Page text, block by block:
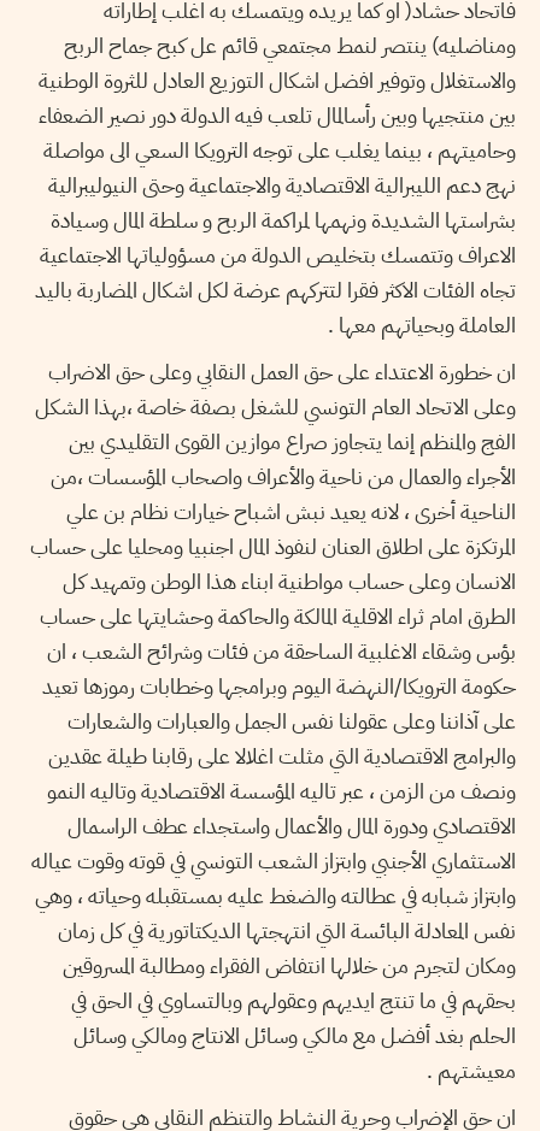
فاتحاد حشاد( او كما يريده ويتمسك به اغلب إطاراته
ومناضليه) ينتصر لنمط مجتمعي قائم عل كبح جماح الربح
والاستغلال وتوفير افضل اشكال التوزيع العادل للثروة الوطنية
بين منتجيها وبين رأسالمال تلعب فيه الدولة دور نصير الضعفاء
وحاميتهم ، بينما يغلب على توجه الترويكا السعي الى مواصلة
نهج دعم الليبرالية الاقتصادية والاجتماعية وحتى النيوليبرالية
بشراستها الشديدة ونهمها لمراكمة الربح و سلطة المال وسيادة
الاعراف وتتمسك بتخليص الدولة من مسؤولياتها الاجتماعية
تجاه الفئات الاكثر فقرا لتتركهم عرضة لكل اشكال المضاربة باليد
العاملة وبحياتهم معها .
ان خطورة الاعتداء على حق العمل النقابي وعلى حق الاضراب
وعلى الاتحاد العام التونسي للشغل بصفة خاصة ،بهذا الشكل
الفج والمنظم إنما يتجاوز صراع موازين القوى التقليدي بين
الأجراء والعمال من ناحية والأعراف واصحاب المؤسسات ،من
الناحية أخرى ، لانه يعيد نبش اشباح خيارات نظام بن علي
المرتكزة على اطلاق العنان لنفوذ المال اجنبيا ومحليا على حساب
الانسان وعلى حساب مواطنية ابناء هذا الوطن وتمهيد كل
الطرق امام ثراء الاقلية المالكة والحاكمة وحشايتها على حساب
بؤس وشقاء الاغلبية الساحقة من فئات وشرائح الشعب ، ان
حكومة الترويكا/النهضة اليوم وبرامجها وخطابات رموزها تعيد
على آذاننا وعلى عقولنا نفس الجمل والعبارات والشعارات
والبرامج الاقتصادية التي مثلت اغلالا على رقابنا طيلة عقدين
ونصف من الزمن ، عبر تاليه المؤسسة الاقتصادية وتاليه النمو
الاقتصادي ودورة المال والأعمال واستجداء عطف الراسمال
الاستثماري الأجنبي وابتزاز الشعب التونسي في قوته وقوت عياله
وابتزاز شبابه في عطالته والضغط عليه بمستقبله وحياته ، وهي
نفس المعادلة البائسة التي انتهجتها الديكتاتورية في كل زمان
ومكان لتجرم من خلالها انتفاض الفقراء ومطالبة المسروقين
بحقهم في ما تنتج ايديهم وعقولهم وبالتساوي في الحق في
الحلم بغد أفضل مع مالكي وسائل الانتاج ومالكي وسائل
معيشتهم .
ان حق الإضراب وحرية النشاط والتنظم النقابي هي حقوق